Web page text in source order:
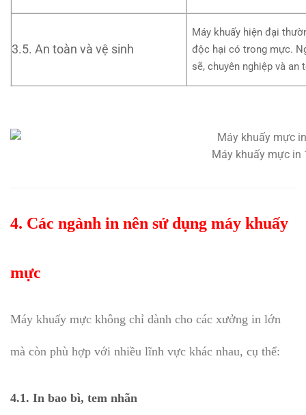
3.5. An toàn và vệ sinh
Máy khuấy hiện đại
độc hại có trong mực.
sẽ, chuyên nghiệp và an
Máy khuấy mực in
4. Các ngành in nên sử dụng máy khuấy
mực
Máy khuấy mực không chỉ dành cho các xưởng in lớn
mà còn phù hợp với nhiều lĩnh vực khác nhau, cụ thể:
4.1. In bao bì, tem nhãn